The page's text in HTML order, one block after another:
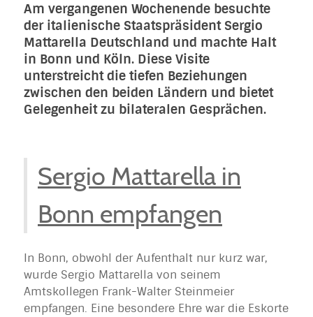
Am vergangenen Wochenende besuchte
der italienische Staatspräsident Sergio
Mattarella Deutschland und machte Halt
in Bonn und Köln. Diese Visite
unterstreicht die tiefen Beziehungen
zwischen den beiden Ländern und bietet
Gelegenheit zu bilateralen Gesprächen.
Sergio Mattarella in
Bonn empfangen
In Bonn, obwohl der Aufenthalt nur kurz war,
wurde Sergio Mattarella von seinem
Amtskollegen Frank-Walter Steinmeier
empfangen. Eine besondere Ehre war die Eskorte